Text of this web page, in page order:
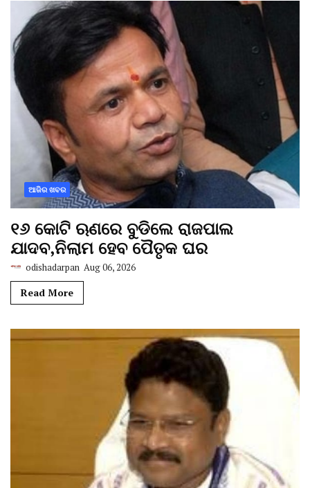
ଆଜିର ଖବର
୧୬ କୋଟି ଋଣରେ ବୁଡିଲେ ରାଜପାଲ
ଯାଦବ,ନିଲାମ ହେବ ପୈତୃକ ଘର
odishadarpan Aug 06, 2026
Read More